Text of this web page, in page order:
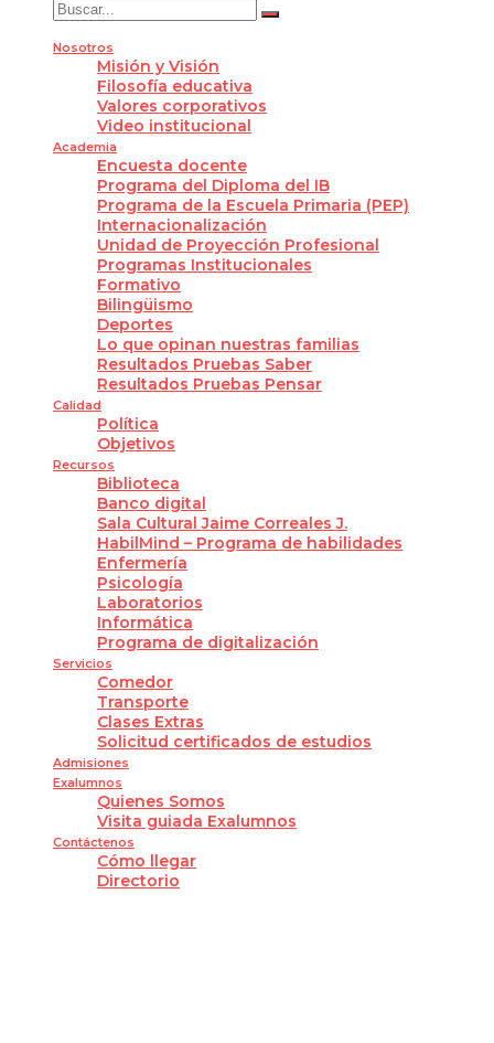
Nosotros
Misión y Visión
Filosofía educativa
Valores corporativos
Video institucional
Academia
Encuesta docente
Programa del Diploma del IB
Programa de la Escuela Primaria (PEP)
Internacionalización
Unidad de Proyección Profesional
Programas Institucionales
Formativo
Bilingüismo
Deportes
Lo que opinan nuestras familias
Resultados Pruebas Saber
Resultados Pruebas Pensar
Calidad
Política
Objetivos
Recursos
Biblioteca
Banco digital
Sala Cultural Jaime Correales J.
HabilMind – Programa de habilidades
Enfermería
Psicología
Laboratorios
Informática
Programa de digitalización
Servicios
Comedor
Transporte
Clases Extras
Solicitud certificados de estudios
Admisiones
Exalumnos
Quienes Somos
Visita guiada Exalumnos
Contáctenos
Cómo llegar
Directorio